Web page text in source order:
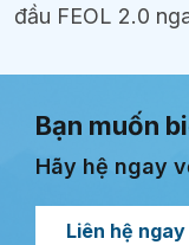
đầu FEOL 2.0
Bạn muốn
Hãy hệ ngay
Liên hệ ngay